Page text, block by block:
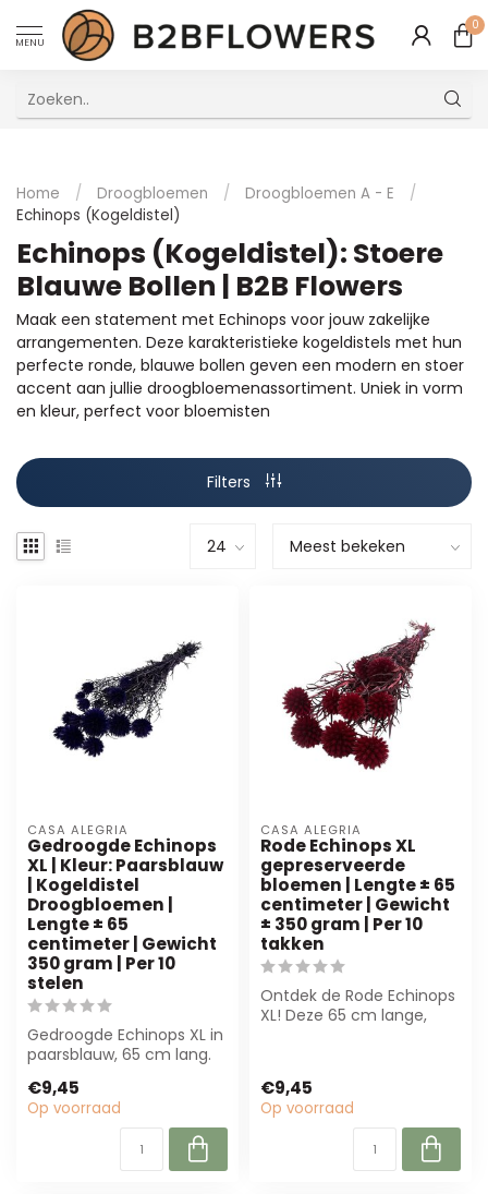
MENU
0
Home / Droogbloemen / Droogbloemen A - E
/
Echinops (Kogeldistel)
Echinops (Kogeldistel): Stoere
Blauwe Bollen | B2B Flowers
Maak een statement met Echinops voor jouw zakelijke
arrangementen. Deze karakteristieke kogeldistels met hun
perfecte ronde, blauwe bollen geven een modern en stoer
accent aan jullie droogbloemenassortiment. Uniek in vorm
en kleur, perfect voor bloemisten
Filters
CASA ALEGRIA
Gedroogde Echinops
XL | Kleur: Paarsblauw
| Kogeldistel
Droogbloemen |
Lengte ± 65
centimeter | Gewicht
350 gram | Per 10
stelen
Gedroogde Echinops XL in
paarsblauw, 65 cm lang.
en inte...
€9,45
Op voorraad
CASA ALEGRIA
Rode Echinops XL
gepreserveerde
bloemen | Lengte ± 65
centimeter | Gewicht
± 350 gram | Per 10
takken
Ontdek de Rode Echinops
XL! Deze 65 cm lange,
€9,45
Op voorraad